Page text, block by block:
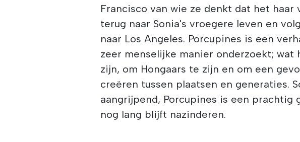
Francisco van wie ze denkt dat het haar
terug naar Sonia's vroegere leven en
naar Los Angeles. Porcupines is een
zeer menselijke manier onderzoekt;
zijn, om Hongaars te zijn en om een
creëren tussen plaatsen en generaties.
aangrijpend, Porcupines is een prachtig
nog lang blijft nazinderen.